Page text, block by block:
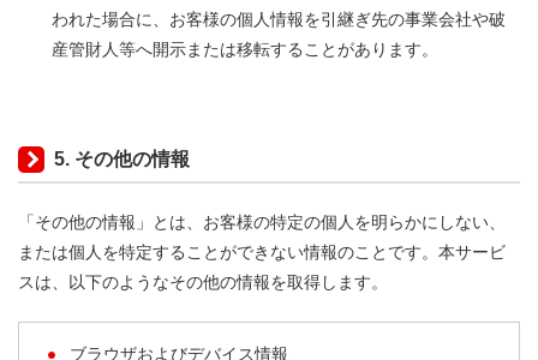
われた場合に、お客様の個人情報を引継ぎ先の事業会社や破
産管財人等へ開示または移転することがあります。
5. その他の情報
「その他の情報」とは、お客様の特定の個人を明らかにしない、
または個人を特定することができない情報のことです。本サービ
スは、以下のようなその他の情報を取得します。
ブラウザおよびデバイス情報